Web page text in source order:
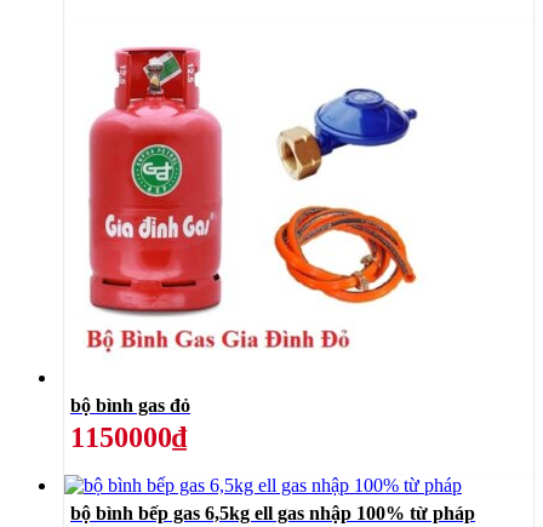
bộ bình gas đỏ
1150000₫
bộ bình bếp gas 6,5kg ell gas nhập 100% từ pháp